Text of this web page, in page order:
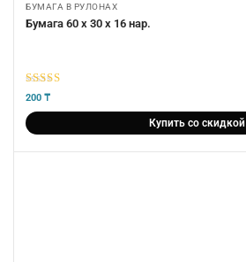
БУМАГА В РУЛОНАХ
Бумага 60 х 30 х 16 нар.
5из 5
200 ₸
Купить со скидкой